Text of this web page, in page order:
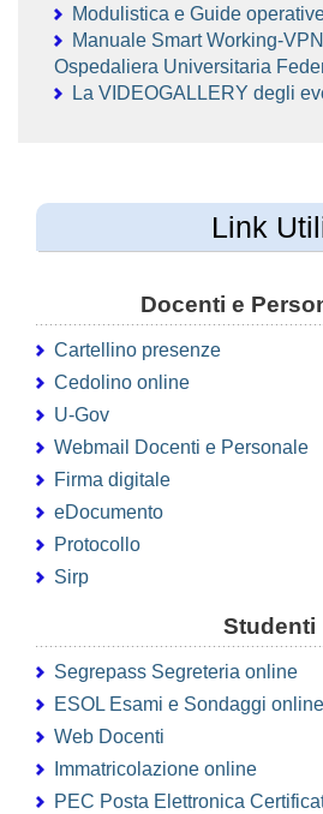
Modulistica e Guide
Manuale Smart Working-
Ospedaliera Universitaria
La VIDEOGALLERY degli
Link
Docenti e
Cartellino presenze
Cedolino online
U-Gov
Webmail Docenti e Personale
Firma digitale
eDocumento
Protocollo
Sirp
Studenti
Segrepass Segreteria online
ESOL Esami e Sondaggi online
Web Docenti
Immatricolazione online
PEC Posta Elettronica